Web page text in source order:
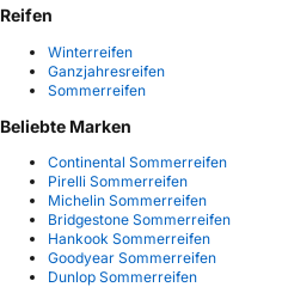
Reifen
Winterreifen
Ganzjahresreifen
Sommerreifen
Beliebte Marken
Continental Sommerreifen
Pirelli Sommerreifen
Michelin Sommerreifen
Bridgestone Sommerreifen
Hankook Sommerreifen
Goodyear Sommerreifen
Dunlop Sommerreifen